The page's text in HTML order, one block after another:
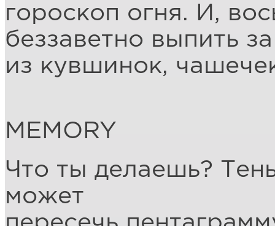
гороскоп огня. И,
беззаветно выпить
из кувшинок,
MEMORY
Что ты делаешь?
может